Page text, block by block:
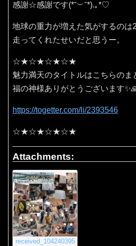
感謝☆感謝です(⁠*⁠˘⁠︶⁠˘⁠*⁠)⁠.⁠｡⁠*⁠♡
地球の重力が増えた気がするのは
走ってくれたせいだと思うー。
☆★☆★☆★☆★
魅力満天のタイトルはこちらのま
福の神様ありがとうございます
https://togetter.com/li/2393546
☆★☆★☆★☆★
Attachments:
received_104240395